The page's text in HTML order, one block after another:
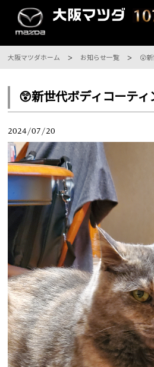
大阪マツダホーム お知らせ一覧 😲
😲新世代ボディコーティ
2024/07/20